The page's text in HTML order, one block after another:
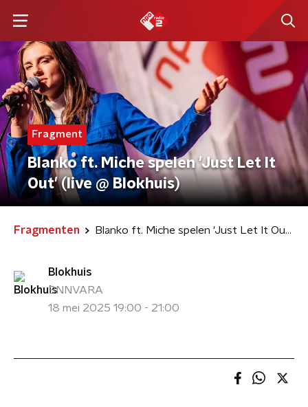
Fragment
Blanko ft. Miche spelen 'Just Let It
Out' (live @ Blokhuis)
Fragmenten Blanko ft. Miche spelen 'Just Let It Out' (live @ Blokhuis)
Blokhuis
BNNVARA
18 mei 2025 19:00 - 21:00